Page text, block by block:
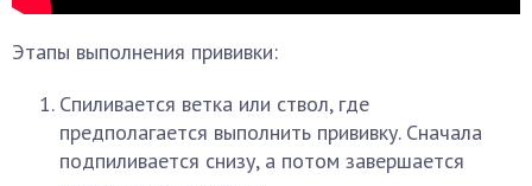
Этапы выполнения прививки:
Спиливается ветка или ствол, где
предполагается выполнить прививку. Сначала
подпиливается снизу, а потом завершается